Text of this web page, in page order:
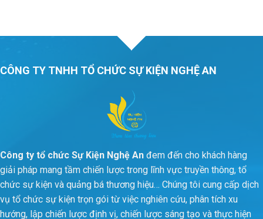
CÔNG TY TNHH TỔ CHỨC SỰ KIỆN NGHỆ AN
Công ty tổ chức Sự Kiện Nghệ An đem đến cho khách hàng
giải pháp mang tầm chiến lược trong lĩnh vực truyền thông, tổ
chức sự kiện và quảng bá thương hiệu… Chúng tôi cung cấp dịch
vụ tổ chức sự kiện trọn gói từ việc nghiên cứu, phân tích xu
hướng, lập chiến lược định vị, chiến lược sáng tạo và thực hiện